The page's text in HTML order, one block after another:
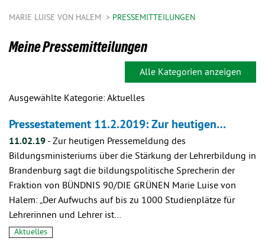
MARIE LUISE VON HALEM PRESSEMITTEILUNGEN
Meine Pressemitteilungen
Alle Kategorien anzeigen
Ausgewählte Kategorie: Aktuelles
Pressestatement 11.2.2019: Zur heutigen…
11.02.19 - Zur heutigen Pressemeldung des
Bildungsministeriums über die Stärkung der Lehrerbildung in
Brandenburg sagt die bildungspolitische Sprecherin der
Fraktion von BÜNDNIS 90/DIE GRÜNEN Marie Luise von
Halem: „Der Aufwuchs auf bis zu 1000 Studienplätze für
Lehrerinnen und Lehrer ist…
Aktuelles